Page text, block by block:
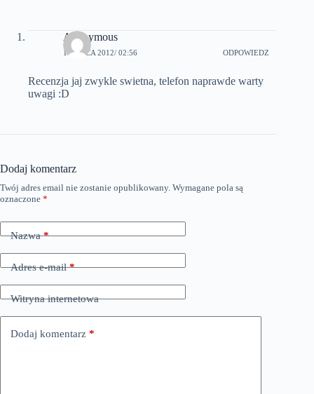
Anonymous
19 LIPCA 2012/ 02:56 ODPOWIEDZ
Recenzja jaj zwykle swietna, telefon naprawde warty
uwagi :D
Dodaj komentarz
Twój adres email nie zostanie opublikowany. Wymagane pola są
oznaczone *
Nazwa*
Adres e-mail*
Witryna internetowa
Dodaj komentarz *